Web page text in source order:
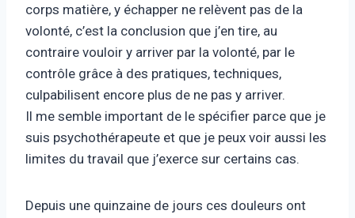
corps matière, y échapper ne relèvent pas de la
volonté, c’est la conclusion que j’en tire, au
contraire vouloir y arriver par la volonté, par le
contrôle grâce à des pratiques, techniques,
culpabilisent encore plus de ne pas y arriver.
Il me semble important de le spécifier parce que je
suis psychothérapeute et que je peux voir aussi les
limites du travail que j’exerce sur certains cas.
Depuis une quinzaine de jours ces douleurs ont